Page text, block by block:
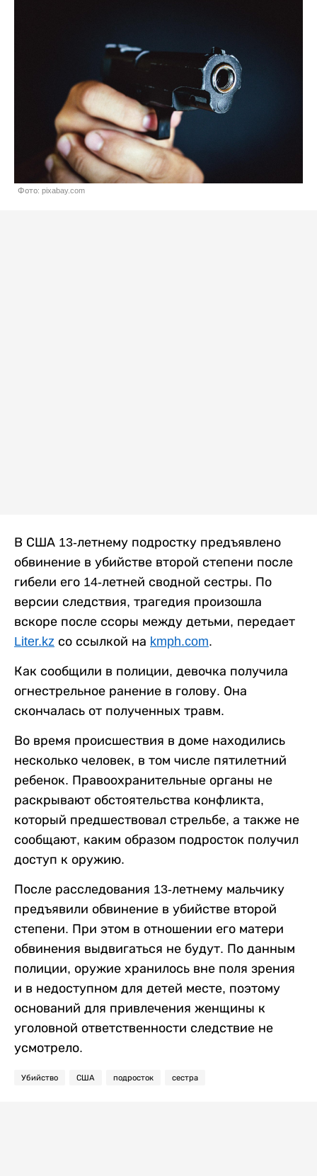
Фото: pixabay.com
В США 13-летнему подростку предъявлено
обвинение в убийстве второй степени после
гибели его 14-летней сводной сестры. По
версии следствия, трагедия произошла
вскоре после ссоры между детьми, передает
Liter.kz со ссылкой на kmph.com.
Как сообщили в полиции, девочка получила
огнестрельное ранение в голову. Она
скончалась от полученных травм.
Во время происшествия в доме находились
несколько человек, в том числе пятилетний
ребенок. Правоохранительные органы не
раскрывают обстоятельства конфликта,
который предшествовал стрельбе, а также не
сообщают, каким образом подросток получил
доступ к оружию.
После расследования 13-летнему мальчику
предъявили обвинение в убийстве второй
степени. При этом в отношении его матери
обвинения выдвигаться не будут. По данным
полиции, оружие хранилось вне поля зрения
и в недоступном для детей месте, поэтому
оснований для привлечения женщины к
уголовной ответственности следствие не
усмотрело.
Убийство США подросток сестра